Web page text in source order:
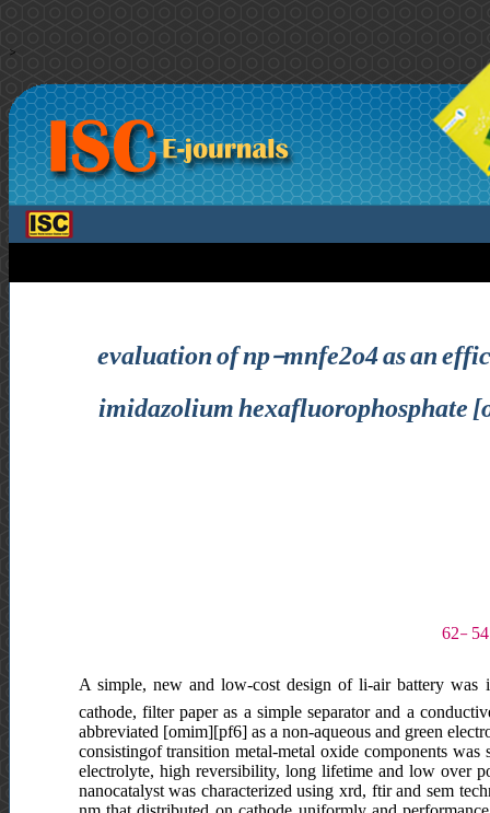
>
evaluation of np-mnfe2o4 as an
imidazolium hexafluorophosphate
A simple, new and low-cost design of li-air battery was
cathode, filter paper as a simple separator and a
abbreviated [omim][pf6] as a non-aqueous and green
consistingof transition metal-metal oxide components
electrolyte, high reversibility, long lifetime and low over
nanocatalyst was characterized using xrd, ftir and sem